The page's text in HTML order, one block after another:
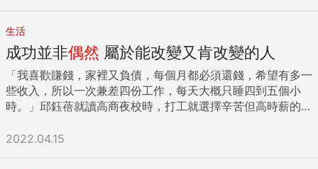
會毀了整晚的努力！ 作家羅莉．希格提醒：「事先想好離開的
話術，甚至先安排好暗樁在某個時間打電話來拯救你離開現
場。如果是搭別人的車去，身上記得帶點錢，想離開時可以自
己搭計程車。」 TIP5：穿著亮眼但不誇張 有人說：「要成
功，就要比別人多百分之10的努力。」參加社交活動也是，
Real Men Real Style形象顧問公司執行長Antonio Centeno就
不多，不然很難顯得亮眼；但也不要穿的太誇張，只會把大家
都嚇跑。此外，還要注意名片有沒有帶夠、LinkedIn履歷檔案
生活
成功並非偶然 屬於能改變又肯改變的人
「我喜歡賺錢，家裡又負債，每個月都必須還錢，希望有多一
些收入，所以一次兼差四份工作，每天大概只睡四到五個小
時。」邱鈺蓓就讀高商夜校時，打工就選擇辛苦但高時薪的大
賺錢，但是二十六歲一場意外車禍，被迫躺在醫院病床上的她
2022.04.15